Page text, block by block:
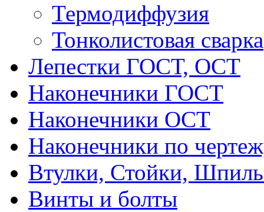
Термодиффузия
Тонколистовая сварка
Лепестки ГОСТ, ОСТ
Наконечники ГОСТ
Наконечники ОСТ
Наконечники по
Втулки, Стойки,
Винты и болты